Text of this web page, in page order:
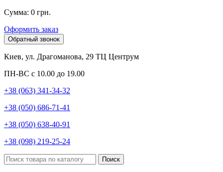
Сумма: 0 грн.
Оформить заказ
Обратный звонок
Киев, ул. Драгоманова, 29 ТЦ Центрум
ПН-ВС с 10.00 до 19.00
+38 (063) 341-34-32
+38 (050) 686-71-41
+38 (050) 638-40-91
+38 (098) 219-25-24
Поиск